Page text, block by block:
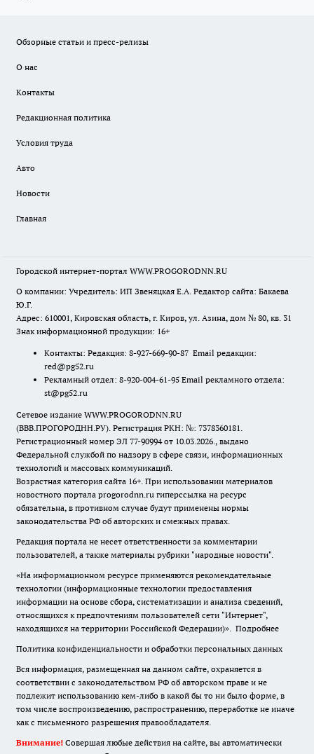
Обзорные статьи и пресс-релизы
О нас
Контакты
Редакционная политика
Условия труда
Авто
Новости
Главная
Городской интернет-портал WWW.PROGORODNN.RU
О компании: Учредитель: ИП Звеняцкая Е.А. Редактор сайта: Бакаева
Ю.Г.
Адрес: 610001, Кировская область, г. Киров, ул. Азина, дом № 80, кв. 31
Знак информационной продукции: 16+
Контакты: Редакция: 8-927-669-90-87 Email редакции:
red@pg52.ru
Рекламный отдел: 8-920-004-61-95 Email рекламного отдела:
st@pg52.ru
Сетевое издание WWW.PROGORODNN.RU
(ВВВ.ПРОГОРОДНН.РУ). Регистрация РКН: №: 7378360181.
Регистрационный номер ЭЛ 77-90994 от 10.03.2026., выдано
Федеральной службой по надзору в сфере связи, информационных
технологий и массовых коммуникаций.
Возрастная категория сайта 16+. При использовании материалов
новостного портала progorodnn.ru гиперссылка на ресурс
обязательна, в противном случае будут применены нормы
законодательства РФ об авторских и смежных правах.
Редакция портала не несет ответственности за комментарии
пользователей, а также материалы рубрики "народные новости".
«На информационном ресурсе применяются рекомендательные
технологии (информационные технологии предоставления
информации на основе сбора, систематизации и анализа сведений,
относящихся к предпочтениям пользователей сети "Интернет",
находящихся на территории Российской Федерации)». Подробнее
Политика конфиденциальности и обработки персональных данных
Вся информация, размещенная на данном сайте, охраняется в
соответствии с законодательством РФ об авторском праве и не
подлежит использованию кем-либо в какой бы то ни было форме, в
том числе воспроизведению, распространению, переработке не иначе
как с письменного разрешения правообладателя.
Внимание! Совершая любые действия на сайте, вы автоматически